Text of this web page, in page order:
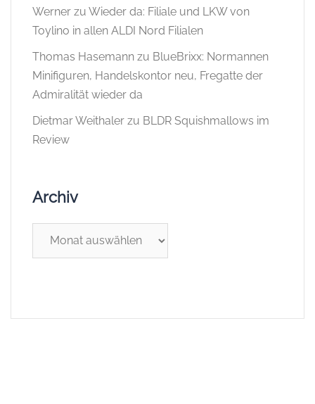
Werner zu Wieder da: Filiale und LKW von
Toylino in allen ALDI Nord Filialen
Thomas Hasemann zu BlueBrixx: Normannen
Minifiguren, Handelskontor neu, Fregatte der
Admiralität wieder da
Dietmar Weithaler zu BLDR Squishmallows im
Review
Archiv